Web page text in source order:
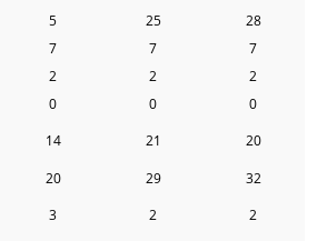
5 25
28
7 7
7
2 2
2
0 0
0
14 21
20
20 29
32
3 2
2